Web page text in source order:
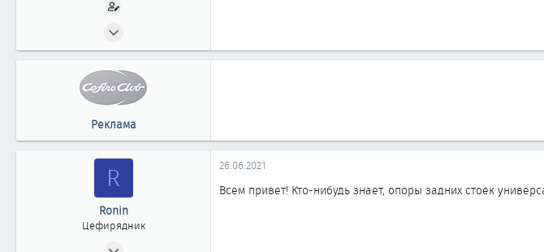
819
г.Сургут Тюменской обл.
Реклама
R
Ronin
Цефирядник
26.06.2021
Всем привет! Кто-нибудь знает, опоры задних стоек